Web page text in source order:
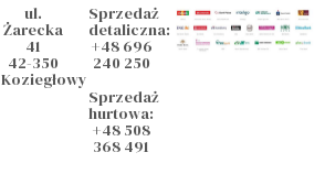
ul.
Żarecka
41
42-350
Koziegłowy
Sprzedaż
detaliczna:
+48 696
240 250
Sprzedaż
hurtowa:
+48 508
368 491